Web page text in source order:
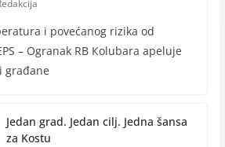
i povećanog rizika od
– Ogranak RB Кolubara apeluje
građane
Jedan grad. Jedan cilj. Jedna šansa
za Kostu